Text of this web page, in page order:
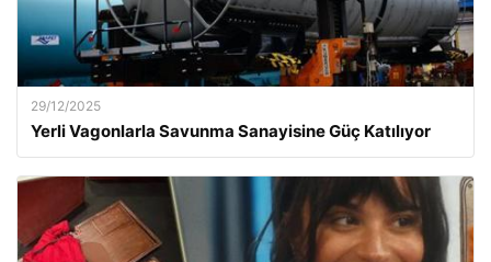
29/12/2025
Yerli Vagonlarla Savunma Sanayisine Güç Katılıyor